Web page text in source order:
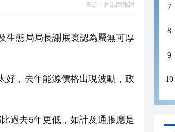
來源： 香港商報網
生態局局長謝展寰認為屬無可厚
好，去年能源價格出現波動，政
過去5年更低，如計及通脹應是